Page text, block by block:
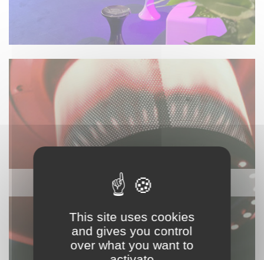
CHAUFFAGE / ÉLEC / VENTILATION
This site uses cookies
and gives you control
over what you want to